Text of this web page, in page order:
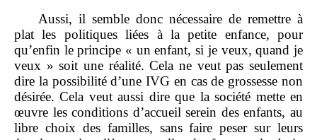
Aussi, il semble donc nécessaire de remettre à
plat les politiques liées à la petite enfance, pour
qu’enfin le principe « un enfant, si je veux, quand je
veux » soit une réalité. Cela ne veut pas seulement
dire la possibilité d’une IVG en cas de grossesse non
désirée. Cela veut aussi dire que la société mette en
œuvre les conditions d’accueil serein des enfants, au
libre choix des familles, sans faire peser sur leurs